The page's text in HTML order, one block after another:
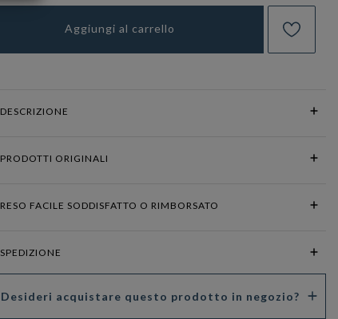
Aggiungi al carrello
DESCRIZIONE
PRODOTTI ORIGINALI
RESO FACILE SODDISFATTO O RIMBORSATO
SPEDIZIONE
Desideri acquistare questo prodotto in negozio?